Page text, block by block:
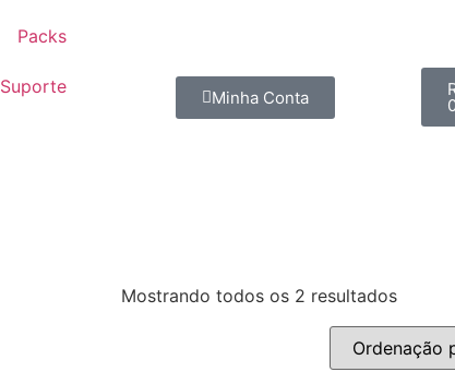
Packs
Suporte
Minha Conta
Mostrando todos os 2 resultados